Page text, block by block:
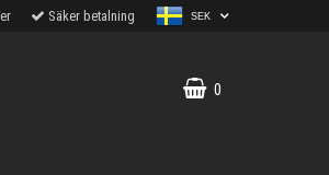
Säker betalning SEK
0